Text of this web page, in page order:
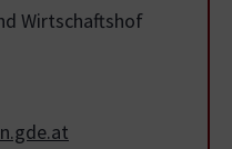
Wirtschaftshof